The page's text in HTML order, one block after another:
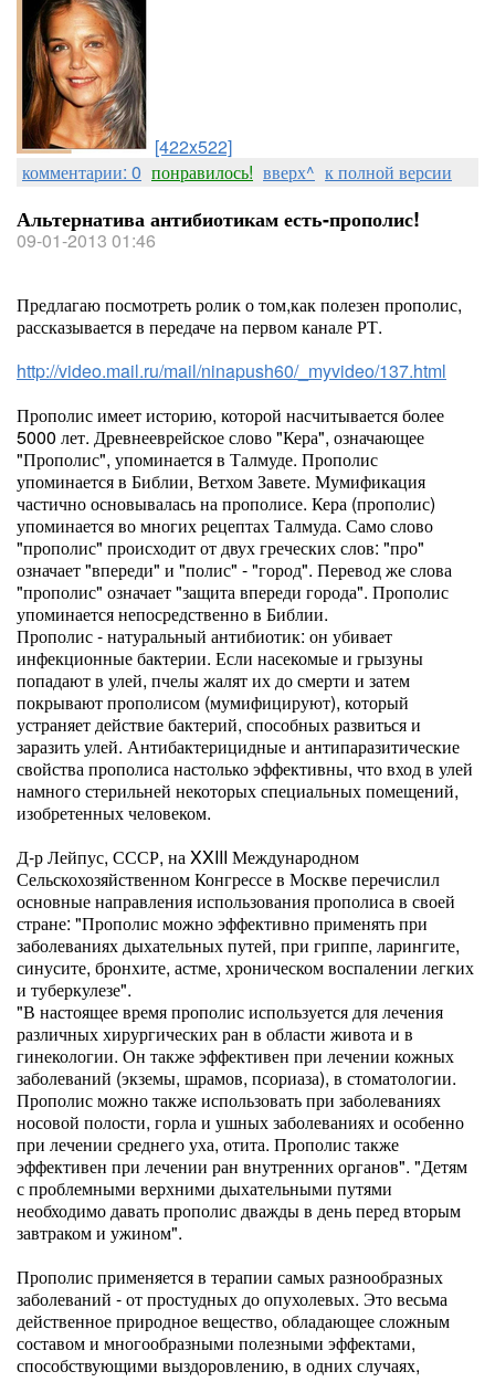
[422x522]
комментарии: 0 понравилось! вверх^ к полной версии
Альтернатива антибиотикам есть-прополис!
09-01-2013 01:46
Предлагаю посмотреть ролик о том,как полезен прополис,
рассказывается в передаче на первом канале РТ.
http://video.mail.ru/mail/ninapush60/_myvideo/137.html
Прополис имеет историю, которой насчитывается более
5000 лет. Древнееврейское слово "Кера", означающее
"Прополис", упоминается в Талмуде. Прополис
упоминается в Библии, Ветхом Завете. Мумификация
частично основывалась на прополисе. Кера (прополис)
упоминается во многих рецептах Талмуда. Само слово
"прополис" происходит от двух греческих слов: "про"
означает "впереди" и "полис" - "город". Перевод же слова
"прополис" означает "защита впереди города". Прополис
упоминается непосредственно в Библии.
Прополис - натуральный антибиотик: он убивает
инфекционные бактерии. Если насекомые и грызуны
попадают в улей, пчелы жалят их до смерти и затем
покрывают прополисом (мумифицируют), который
устраняет действие бактерий, способных развиться и
заразить улей. Антибактерицидные и антипаразитические
свойства прополиса настолько эффективны, что вход в улей
намного стерильней некоторых специальных помещений,
изобретенных человеком.
Д-р Лейпус, СССР, на XXIII Международном
Сельскохозяйственном Конгрессе в Москве перечислил
основные направления использования прополиса в своей
стране: "Прополис можно эффективно применять при
заболеваниях дыхательных путей, при гриппе, ларингите,
синусите, бронхите, астме, хроническом воспалении легких
и туберкулезе".
"В настоящее время прополис используется для лечения
различных хирургических ран в области живота и в
гинекологии. Он также эффективен при лечении кожных
заболеваний (экземы, шрамов, псориаза), в стоматологии.
Прополис можно также использовать при заболеваниях
носовой полости, горла и ушных заболеваниях и особенно
при лечении среднего уха, отита. Прополис также
эффективен при лечении ран внутренних органов". "Детям
с проблемными верхними дыхательными путями
необходимо давать прополис дважды в день перед вторым
завтраком и ужином".
Прополис применяется в терапии самых разнообразных
заболеваний - от простудных до опухолевых. Это весьма
действенное природное вещество, обладающее сложным
составом и многообразными полезными эффектами,
способствующими выздоровлению, в одних случаях,